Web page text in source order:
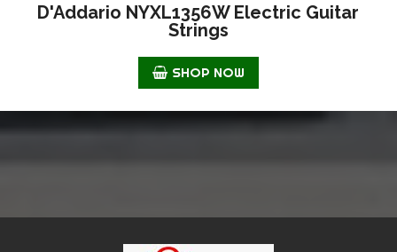
D'Addario NYXL1356W Electric Guitar
Strings
SHOP NOW